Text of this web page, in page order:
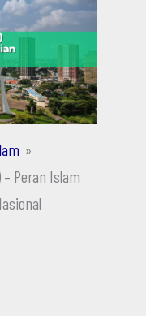
– Peran Islam